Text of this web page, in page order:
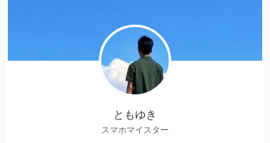
ともゆき
スマホマイスター